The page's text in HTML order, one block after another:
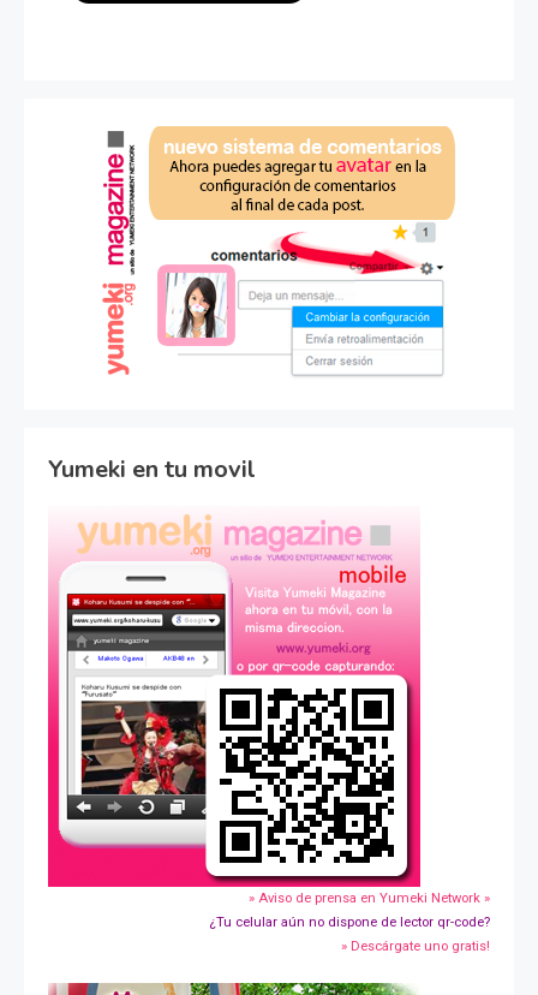
Yumeki en tu movil
» Aviso de prensa en Yumeki Network »
¿Tu celular aún no dispone de lector qr-code?
» Descárgate uno gratis!